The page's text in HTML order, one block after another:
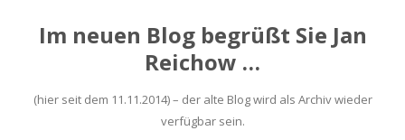
Im neuen Blog begrüßt Sie Jan
Reichow …
(hier seit dem 11.11.2014) – der alte Blog wird als Archiv wieder
verfügbar sein.